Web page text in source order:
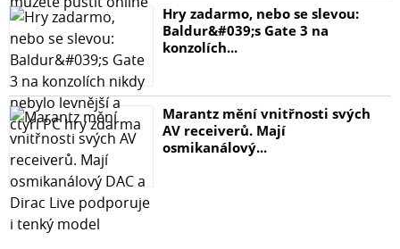
Hry zadarmo, nebo se slevou:
Baldur&#039;s Gate 3 na
konzolích...
Marantz mění vnitřnosti svých
AV receiverů. Mají
osmikanálový...